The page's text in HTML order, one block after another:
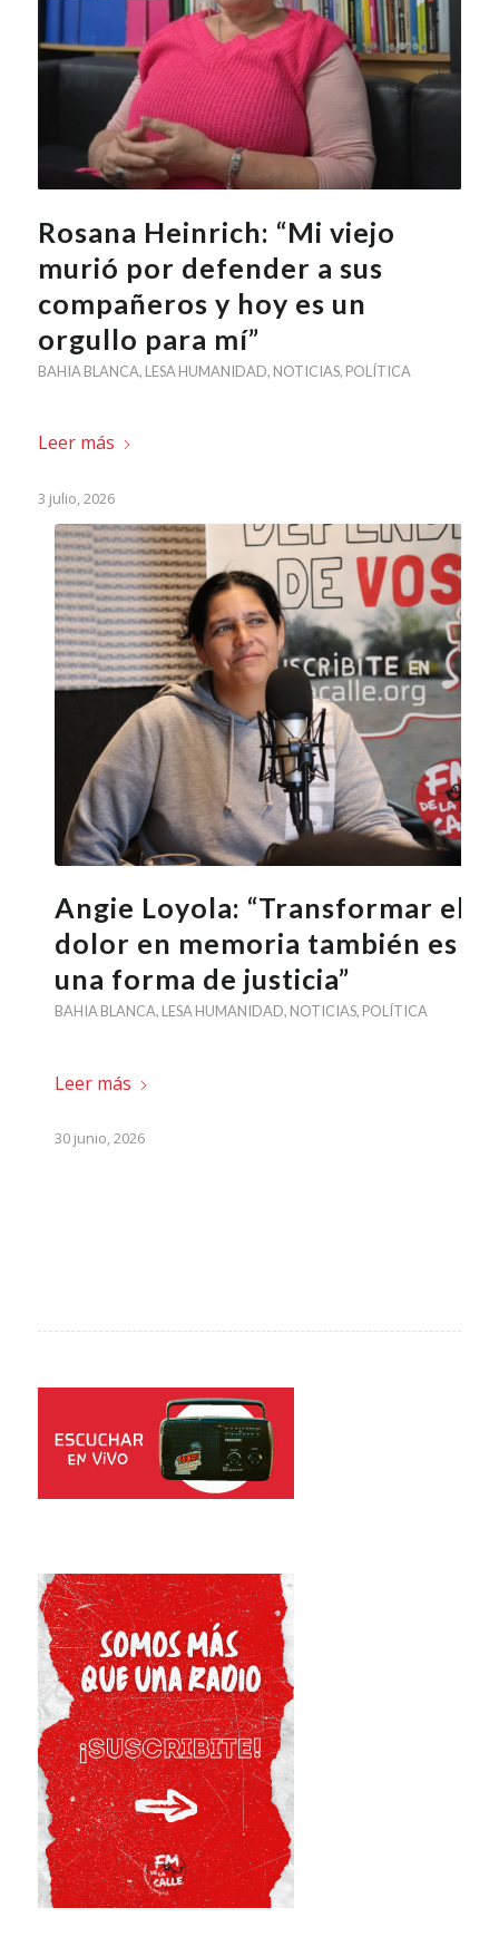
Rosana Heinrich: “Mi viejo
murió por defender a sus
compañeros y hoy es un
orgullo para mí”
BAHIA BLANCA, LESA HUMANIDAD, NOTICIAS, POLÍTICA
Leer más
3 julio, 2026
Angie Loyola: “Transformar el
dolor en memoria también es
una forma de justicia”
BAHIA BLANCA, LESA HUMANIDAD, NOTICIAS, POLÍTICA
Leer más
30 junio, 2026